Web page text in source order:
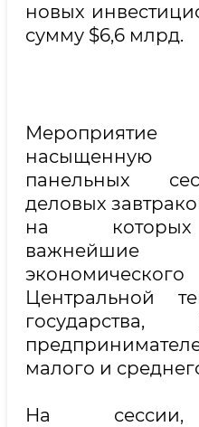
новых
сумму $6,6 млрд.
насыщенную
панельных
деловых
на которых
Центральной
малого и
На сессии,